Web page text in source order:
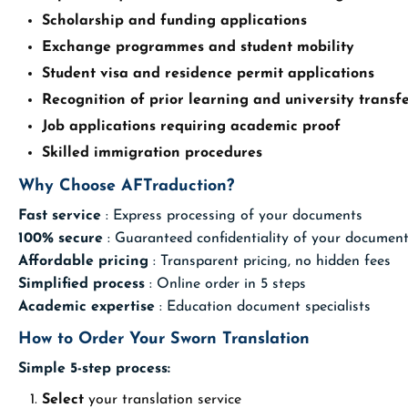
Scholarship and funding applications
Exchange programmes and student mobility
Student visa and residence permit applications
Recognition of prior learning and university
Job applications requiring academic proof
Skilled immigration procedures
Why Choose AFTraduction?
Fast service : Express processing of your documents
100% secure : Guaranteed confidentiality of your
Affordable pricing : Transparent pricing, no hidden fees
Simplified process : Online order in 5 steps
Academic expertise : Education document specialists
How to Order Your Sworn Translation
Simple 5-step process:
Select your translation service